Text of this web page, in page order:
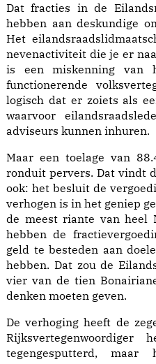
Dat fracties in de
hebben aan deskundige
Het
nevenactiviteit die je er
is een miskenning van
functionerende
logisch dat er zoiets als
waarvoor
adviseurs kunnen inhuren.
Maar een toelage van
ronduit pervers. Dat vindt
ook: het besluit de
verhogen is in het geniep
de meest riante van heel
hebben de
geld te besteden aan
hebben. Dat zou de
vier van de tien
denken moeten geven.
De verhoging heeft de
tegengesputterd,